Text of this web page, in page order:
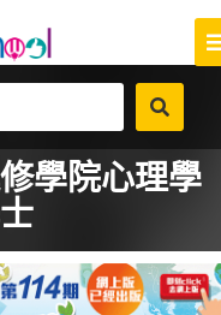
學院心理學